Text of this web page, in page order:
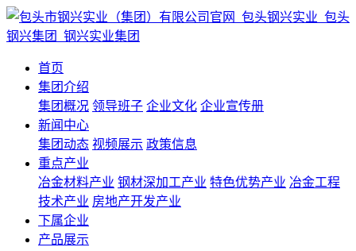
首页
集团介绍
集团概况 领导班子 企业文化 企业宣传册
新闻中心
集团动态 视频展示 政策信息
重点产业
冶金材料产业 钢材深加工产业 特色优势产业 冶金工程
技术产业 房地产开发产业
下属企业
产品展示